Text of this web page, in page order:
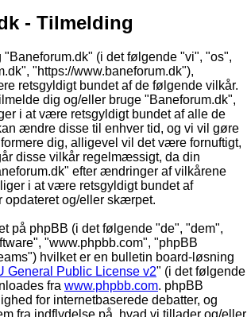
- Tilmelding
"Baneforum.dk" (i det følgende "vi", "os",
"https://www.baneforum.dk"),
retsgyldigt bundet af de følgende vilkår.
dig og/eller bruge "Baneforum.dk",
i at være retsgyldigt bundet af alle de
ændre disse til enhver tid, og vi vil gøre
dig, alligevel vil det være fornuftigt,
disse vilkår regelmæssigt, da din
efter ændringer af vilkårene
i at være retsgyldigt bundet af
opdateret og/eller skærpet.
på phpBB (i det følgende "de", "dem",
"www.phpbb.com", "phpBB
hvilket er en bulletin board-løsning
General Public License v2" (i det følgende
fra www.phpbb.com. phpBB
for internetbaserede debatter, og